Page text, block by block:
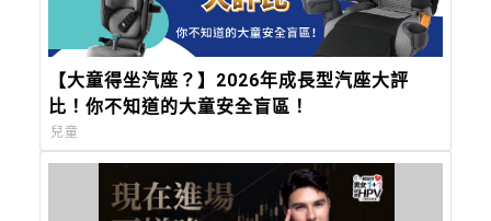
【大童得坐汽座？】2026年成長型汽座大評
比！你不知道的大童安全盲區！
兒童